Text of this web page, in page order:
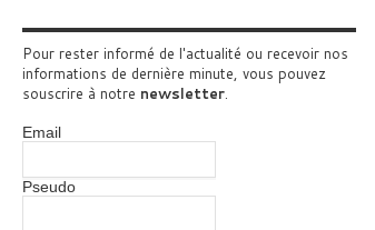
Pour rester informé de l'actualité ou recevoir nos
informations de dernière minute, vous pouvez
souscrire à notre newsletter.
Email
Pseudo